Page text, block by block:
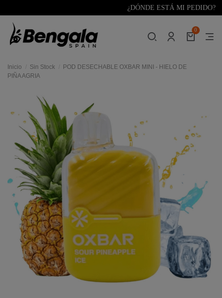
¿DÓNDE ESTÁ MI PEDIDO?
0
Inicio Sin Stock
POD DESECHABLE OXBAR MINI - HIELO DE
PIÑA AGRIA